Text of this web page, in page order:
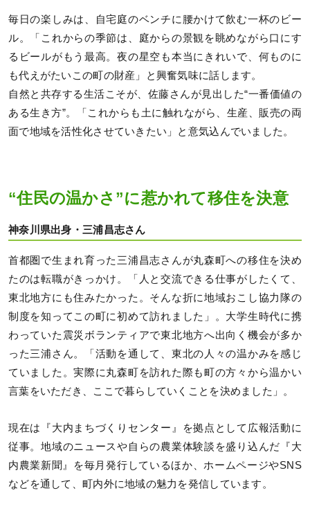
毎日の楽しみは、自宅庭のベンチに腰かけて飲む一杯のビー
ル。「これからの季節は、庭からの景観を眺めながら口にす
るビールがもう最高。夜の星空も本当にきれいで、何ものに
も代えがたいこの町の財産」と興奮気味に話します。
自然と共存する生活こそが、佐藤さんが見出した“一番価値の
ある生き方”。「これからも土に触れながら、生産、販売の両
面で地域を活性化させていきたい」と意気込んでいました。
“住民の温かさ”に惹かれて移住を決意
神奈川県出身・三浦昌志さん
首都圏で生まれ育った三浦昌志さんが丸森町への移住を決め
たのは転職がきっかけ。「人と交流できる仕事がしたくて、
東北地方にも住みたかった。そんな折に地域おこし協力隊の
制度を知ってこの町に初めて訪れました」。大学生時代に携
わっていた震災ボランティアで東北地方へ出向く機会が多か
った三浦さん。「活動を通して、東北の人々の温かみを感じ
ていました。実際に丸森町を訪れた際も町の方々から温かい
言葉をいただき、ここで暮らしていくことを決めました」。
現在は『大内まちづくりセンター』を拠点として広報活動に
従事。地域のニュースや自らの農業体験談を盛り込んだ『大
内農業新聞』を毎月発行しているほか、ホームページやSNS
などを通して、町内外に地域の魅力を発信しています。